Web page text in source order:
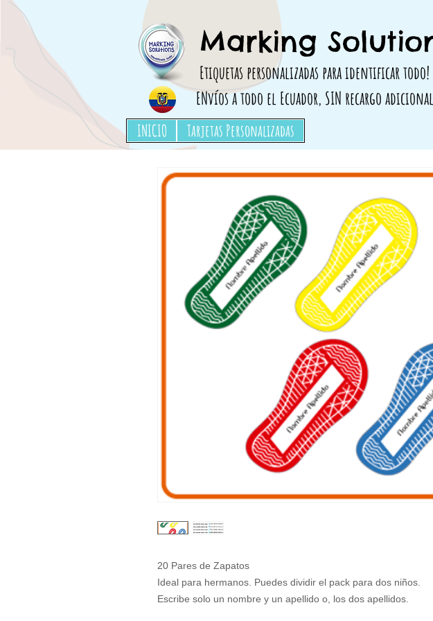
Marking
Etiquetas personalizadas para identificar todo!
ENvíos a todo el Ecuador, SIN recargo adicional
INICIO Tarjetas Personalizadas
20 Pares de Zapatos
Ideal para hermanos. Puedes dividir el pack para dos niños.
Escribe solo un nombre y un apellido o, los dos apellidos.